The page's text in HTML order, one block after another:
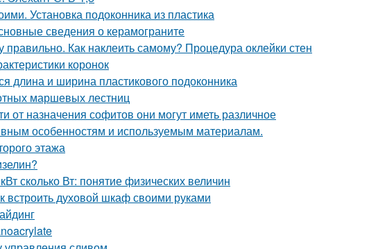
Установка подоконника из пластика
сведения о керамограните
Как наклеить самому? Процедура оклейки стен
коронок
длина и ширина пластикового подоконника
маршевых лестниц
назначения софитов они могут иметь различное
особенностям и используемым материалам.
этажа
сколько Вт: понятие физических величин
встроить духовой шкаф своими руками